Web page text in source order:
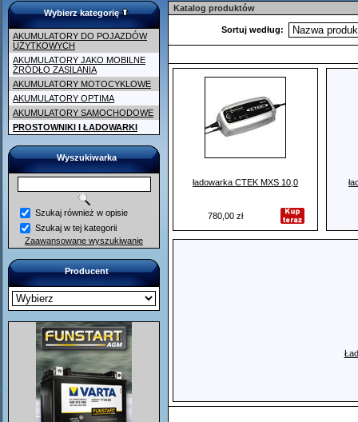
Wybierz kategorię
AKUMULATORY DO POJAZDÓW
UŻYTKOWYCH
AKUMULATORY JAKO MOBILNE
ŹRÓDŁO ZASILANIA
AKUMULATORY MOTOCYKLOWE
AKUMULATORY OPTIMA
AKUMULATORY SAMOCHODOWE
PROSTOWNIKI I ŁADOWARKI
Wyszukiwarka
Szukaj również w opisie
Szukaj w tej kategorii
Zaawansowane wyszukiwanie
Producent
Katalog produktów
Sortuj według:
ładowarka CTEK MXS 10,0
780,00 zł